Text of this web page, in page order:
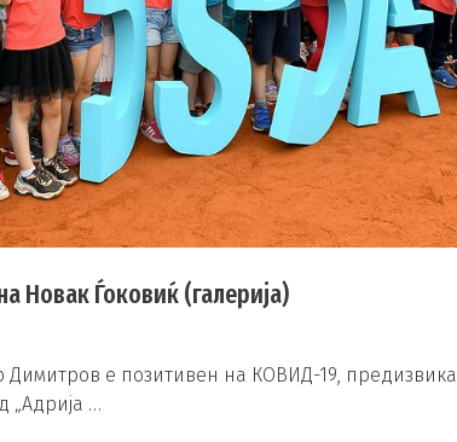
Новак Ѓоковиќ (галерија)
Димитров е позитивен на КОВИД-19, предизвика
„Адрија …